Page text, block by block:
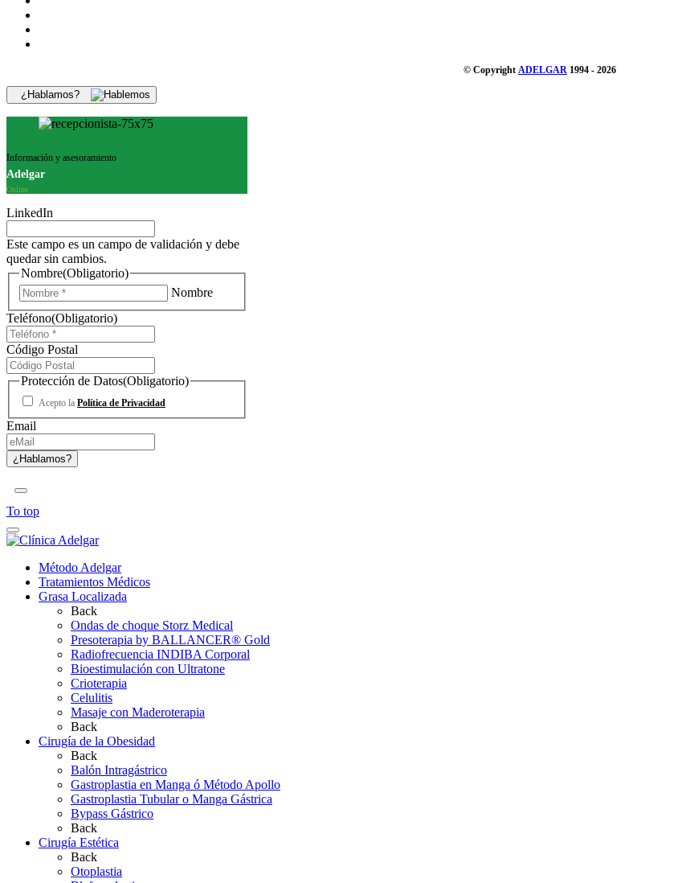
© Copyright ADELGAR 1994 - 2026
¿Hablamos?
Información y asesoramiento
Adelgar
Online
LinkedIn
Este campo es un campo de validación y debe
quedar sin cambios.
Nombre(Obligatorio)
Nombre
Teléfono(Obligatorio)
Código Postal
Protección de Datos(Obligatorio)
Acepto la Política de Privacidad
Email
To top
Método Adelgar
Tratamientos Médicos
Grasa Localizada
Back
Ondas de choque Storz Medical
Presoterapia by BALLANCER® Gold
Radiofrecuencia INDIBA Corporal
Bioestimulación con Ultratone
Crioterapia
Celulitis
Masaje con Maderoterapia
Back
Cirugía de la Obesidad
Back
Balón Intragástrico
Gastroplastia en Manga ó Método Apollo
Gastroplastia Tubular o Manga Gástrica
Bypass Gástrico
Back
Cirugía Estética
Back
Otoplastia